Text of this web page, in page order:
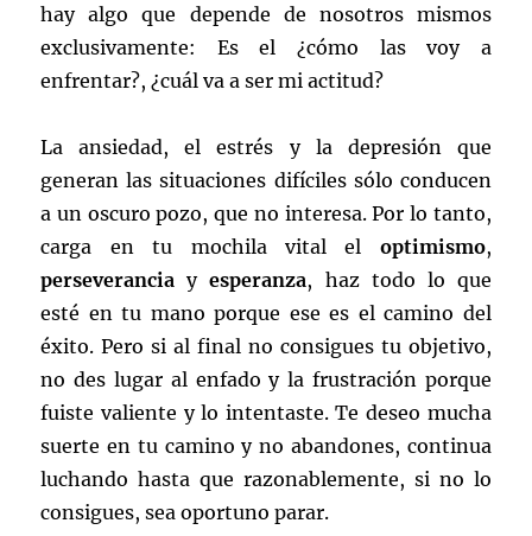
hay algo que depende de nosotros mismos
exclusivamente: Es el ¿cómo las voy a
enfrentar?, ¿cuál va a ser mi actitud?
La ansiedad, el estrés y la depresión que
generan las situaciones difíciles sólo conducen
a un oscuro pozo, que no interesa. Por lo tanto,
carga en tu mochila vital el optimismo,
perseveranciayesperanza, haz todo lo que
esté en tu mano porque ese es el camino del
éxito. Pero si al final no consigues tu objetivo,
no des lugar al enfado y la frustración porque
fuiste valiente y lo intentaste. Te deseo mucha
suerte en tu camino y no abandones, continua
luchando hasta que razonablemente, si no lo
consigues, sea oportuno parar.